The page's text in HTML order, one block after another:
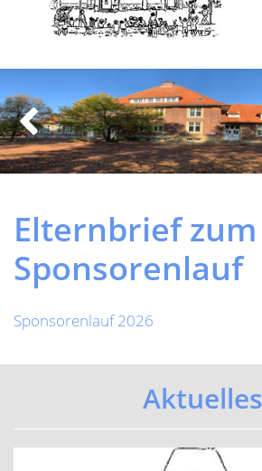
Elternbrief zum
Sponsorenlauf
Sponsorenlauf 2026
Aktuelles